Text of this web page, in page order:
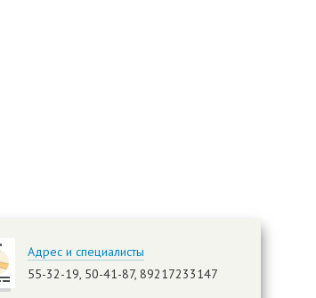
Адрес и специалисты
55-32-19, 50-41-87, 89217233147